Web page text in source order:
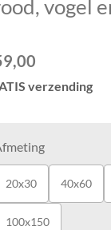
vogel
verzending
20x30 40x60
100x150